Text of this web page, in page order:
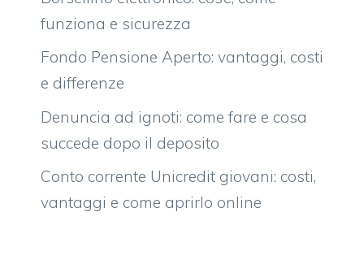
funziona e sicurezza
Fondo Pensione Aperto: vantaggi, costi
e differenze
Denuncia ad ignoti: come fare e cosa
succede dopo il deposito
Conto corrente Unicredit giovani: costi,
vantaggi e come aprirlo online